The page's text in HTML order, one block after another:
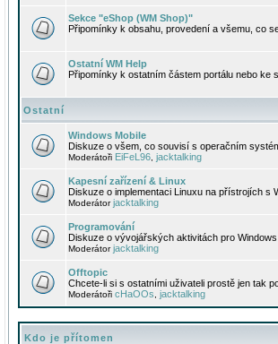
Sekce "eShop (WM Shop)"
Připomínky k obsahu, provedení a všemu, co
Ostatní WM Help
Připomínky k ostatním částem portálu nebo ke
Ostatní
Windows Mobile
Diskuze o všem, co souvisí s operačním
Moderátoři EiFeL96 jacktalking
Kapesní zařízení & Linux
Diskuze o implementaci Linuxu na přístrojích s
Moderátorjacktalking
Programování
Diskuze o vývojářských aktivitách pro Windows
Moderátorjacktalking
Offtopic
Chcete-li si s ostatními uživateli prostě jen tak
Moderátoři cHaOOs jacktalking
Kdo je přítomen